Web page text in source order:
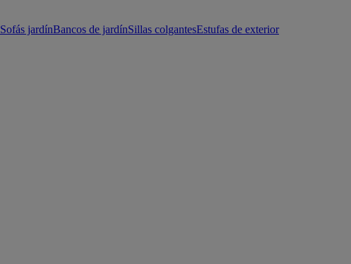
Sofás jardínBancos de jardínSillas colgantesEstufas de exterior